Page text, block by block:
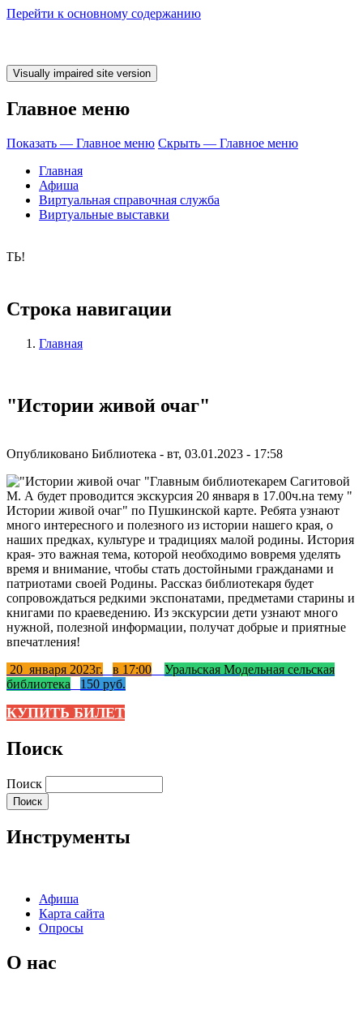
Перейти к основному содержанию
Главное меню
Показать — Главное меню Скрыть — Главное меню
Главная
Афиша
Виртуальная справочная служба
Виртуальные выставки
время
Строка навигации
Главная
"Истории живой очаг"
Опубликовано Библиотека - вт, 03.01.2023 - 17:58
Главным библиотекарем Сагитовой
М. А будет проводится экскурсия 20 января в 17.00ч.на тему "
Истории живой очаг" по Пушкинской карте. Ребята узнают
много интересного и полезного из истории нашего края, о
наших предках, культуре и традициях малой родины. История
края- это важная тема, которой необходимо вовремя уделять
время и внимание, чтобы стать достойными гражданами и
патриотами своей Родины. Рассказ библиотекаря будет
сопровождаться редкими экспонатами, предметами старины и
книгами по краеведению. Из экскурсии дети узнают много
нужной, полезной информации, получат добрые и приятные
впечатления!
20 января 2023г.
в 17:00
Уральская Модельная сельская
библиотека
150 руб.
КУПИТЬ БИЛЕТ
Поиск
Поиск
Инструменты
Афиша
Карта сайта
Опросы
О нас